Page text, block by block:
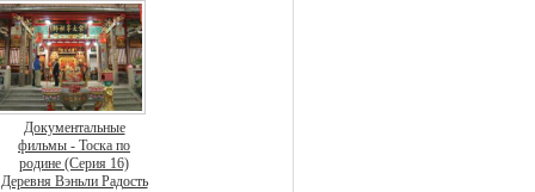
Документальные
фильмы - Тоска по
родине (Серия 16)
Деревня Вэньли Радость